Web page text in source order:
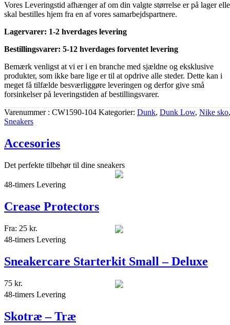
Vores Leveringstid afhænger af om din valgte størrelse er på lager
skal bestilles hjem fra en af vores samarbejdspartnere.
Lagervarer: 1-2 hverdages levering
Bestillingsvarer: 5-12 hverdages forventet levering
Bemærk venligst at vi er i en branche med sjældne og eksklusive
produkter, som ikke bare lige er til at opdrive alle steder. Dette kan i
meget få tilfælde besværliggøre leveringen og derfor give små
forsinkelser på leveringstiden af bestillingsvarer.
Varenummer CW1590-104 Kategorier Dunk, Dunk Low, Nike sko,
Sneakers
Accesories
Det perfekte tilbehør til dine sneakers
48-timers Levering
Crease Protectors
Fra: 25 kr.
48-timers Levering
Sneakercare Starterkit Small – Deluxe
75 kr.
48-timers Levering
Skotræ – Træ